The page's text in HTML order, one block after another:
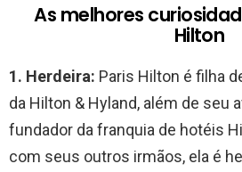
As melhores
Hilton
1. Herdeira: Paris Hilton é filha
da Hilton & Hyland, além de seu
fundador da franquia de hotéis
com seus outros irmãos, ela é